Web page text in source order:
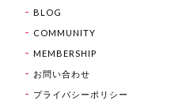
BLOG
COMMUNITY
MEMBERSHIP
お問い合わせ
プライバシーポリシー